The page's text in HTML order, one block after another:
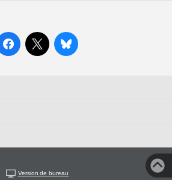
Version de bureau